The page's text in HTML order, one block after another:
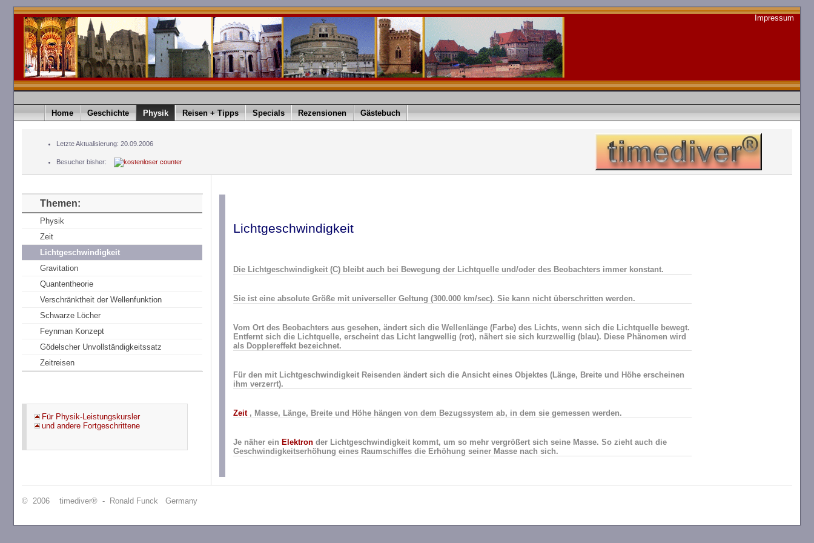
Impressum
Home Geschichte Physik Reisen + Tipps Specials Rezensionen Gästebuch
Letzte Aktualisierung: 20.09.2006
Besucher bisher:
Themen:
Physik
Zeit
Lichtgeschwindigkeit
Gravitation
Quantentheorie
Verschränktheit der Wellenfunktion
Schwarze Löcher
Feynman Konzept
Gödelscher Unvollständigkeitssatz
Zeitreisen
Für Physik-Leistungskursler
und andere Fortgeschrittene
Lichtgeschwindigkeit
Die Lichtgeschwindigkeit (C) bleibt auch bei Bewegung der Lichtquelle und/oder des Beobachters immer konstant.
Sie ist eine absolute Größe mit universeller Geltung (300.000 km/sec). Sie kann nicht überschritten werden.
Vom Ort des Beobachters aus gesehen, ändert sich die Wellenlänge (Farbe) des Lichts, wenn sich die Lichtquelle bewegt.
Entfernt sich die Lichtquelle, erscheint das Licht langwellig (rot), nähert sie sich kurzwellig (blau). Diese Phänomen wird
als Dopplereffekt bezeichnet.
Für den mit Lichtgeschwindigkeit Reisenden ändert sich die Ansicht eines Objektes (Länge, Breite und Höhe erscheinen
ihm verzerrt).
Zeit, Masse, Länge, Breite und Höhe hängen von dem Bezugssystem ab, in dem sie gemessen werden.
Je näher ein Elektronder Lichtgeschwindigkeit kommt, um so mehr vergrößert sich seine Masse. So zieht auch die
Geschwindigkeitserhöhung eines Raumschiffes die Erhöhung seiner Masse nach sich.
© 2006 timediver® - Ronald Funck Germany